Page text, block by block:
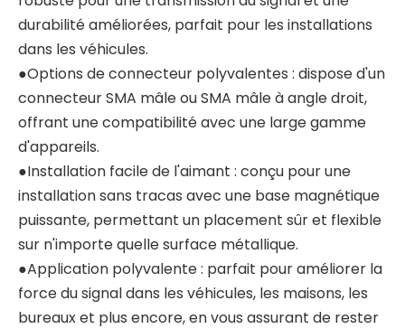
durabilité améliorées, parfait pour les installations
dans les véhicules.
●Options de connecteur polyvalentes : dispose d'un
connecteur SMA mâle ou SMA mâle à angle droit,
offrant une compatibilité avec une large gamme
d'appareils.
●Installation facile de l'aimant : conçu pour une
installation sans tracas avec une base magnétique
puissante, permettant un placement sûr et flexible
sur n'importe quelle surface métallique.
●Application polyvalente : parfait pour améliorer la
force du signal dans les véhicules, les maisons, les
bureaux et plus encore, en vous assurant de rester